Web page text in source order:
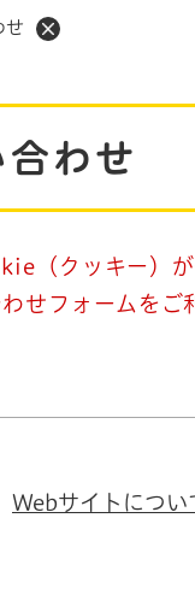
せ
合わせ
（クッキー）
せフォームをご
Webサイトについ